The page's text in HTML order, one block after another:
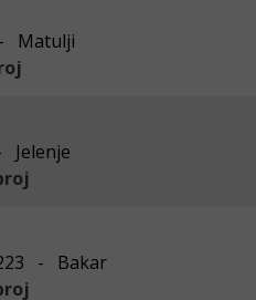
Matulji
Jelenje
- Bakar